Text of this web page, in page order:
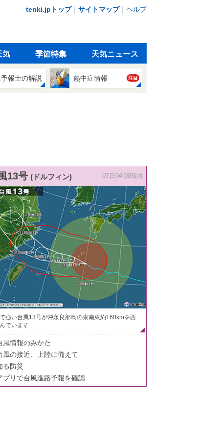
tenki.jpトップ｜ サイトマップ｜ ヘルプ
気 季節特集 天気ニュース
報士の解説 熱中症情報 注目
13号 (ドルフィン) 07日04:00現在
強い台風13号が沖永良部島の東南東約160kmを西
でいます
風情報のみかた
風の接近、上陸に備えて
る防災
プリで台風進路予報を確認